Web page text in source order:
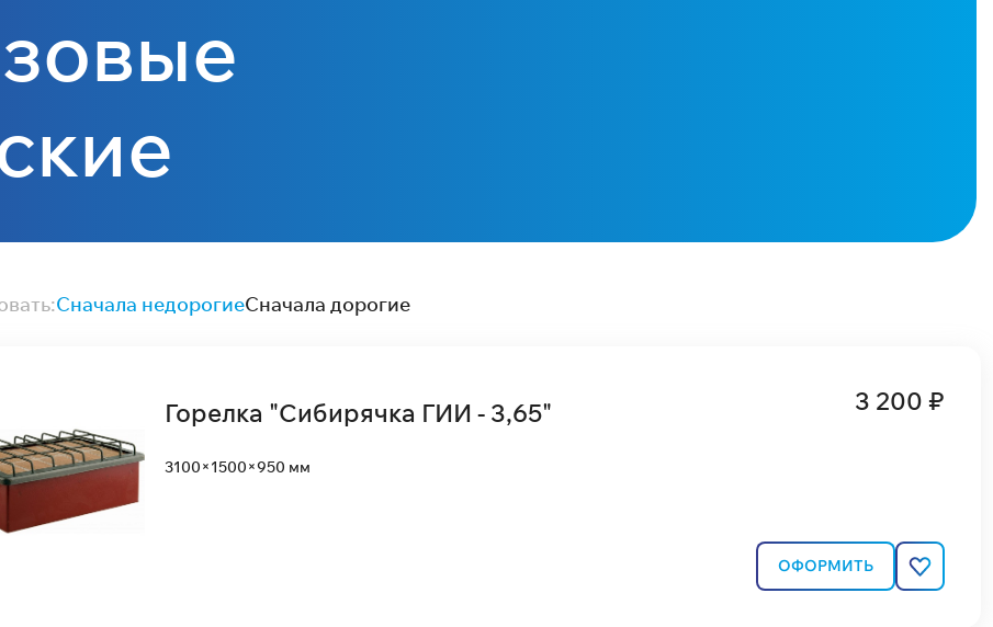
Сначала недорогиеСначала дорогие
Горелка "Сибирячка ГИИ - 3,65"
3100×1500×950 мм
3 200 ₽
ОФОРМИТЬ